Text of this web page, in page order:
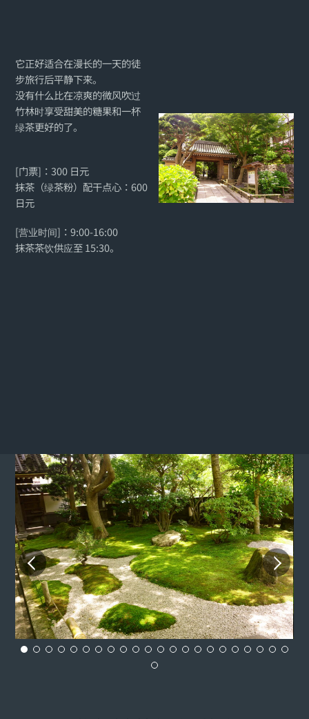
它正好适合在漫长的一天的徒
步旅行后平静下来。
没有什么比在凉爽的微风吹过
竹林时享受甜美的糖果和一杯
绿茶更好的了。
[门票]：300 日元
抹茶（绿茶粉）配干点心：600
日元
[营业时间]：9:00-16:00
抹茶茶饮供应至 15:30。